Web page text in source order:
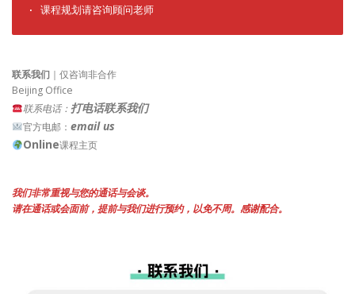
· 课程规划请咨询顾问老师
联系我们 ｜仅咨询非合作
Beijing Office
联系电话： 打电话联系我们
官方电邮： email us
Online课程主页
我们非常重视与您的通话与会谈。
请在通话或会面前，提前与我们进行预约，以免不周。感谢配合。